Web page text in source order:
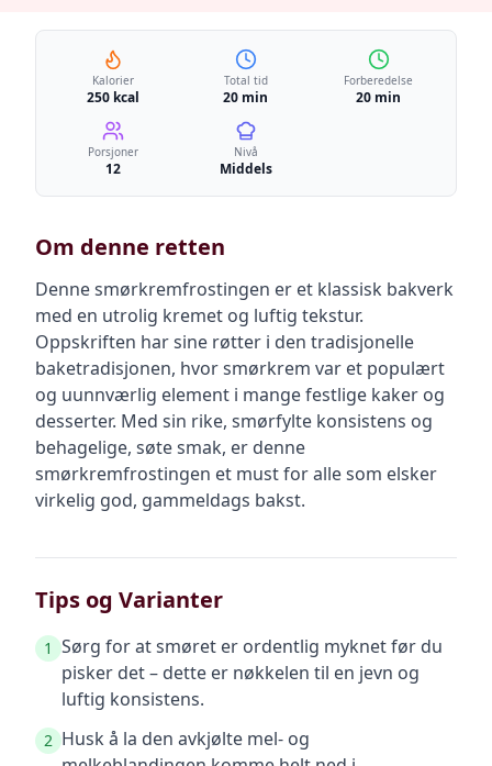
Kalorier
250 kcal
Total tid
20 min
Forberedelse
20 min
Porsjoner
12
Nivå
Middels
Om denne retten
Denne smørkremfrostingen er et klassisk bakverk
med en utrolig kremet og luftig tekstur.
Oppskriften har sine røtter i den tradisjonelle
baketradisjonen, hvor smørkrem var et populært
og uunnværlig element i mange festlige kaker og
desserter. Med sin rike, smørfylte konsistens og
behagelige, søte smak, er denne
smørkremfrostingen et must for alle som elsker
virkelig god, gammeldags bakst.
Tips og Varianter
1 Sørg for at smøret er ordentlig myknet før du
pisker det – dette er nøkkelen til en jevn og
luftig konsistens.
2 Husk å la den avkjølte mel- og